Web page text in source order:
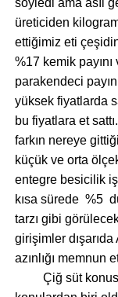
söyledi ama asıl
üreticiden
ettiğimiz eti
%17 kemik
parakendeci
yüksek fiyatlarda
bu fiyatlara et
farkın nereye
küçük ve orta
entegre besicilik
kısa sürede %5
tarzı gibi
girişimler
azınlığı memnun
Çiğ süt konusu